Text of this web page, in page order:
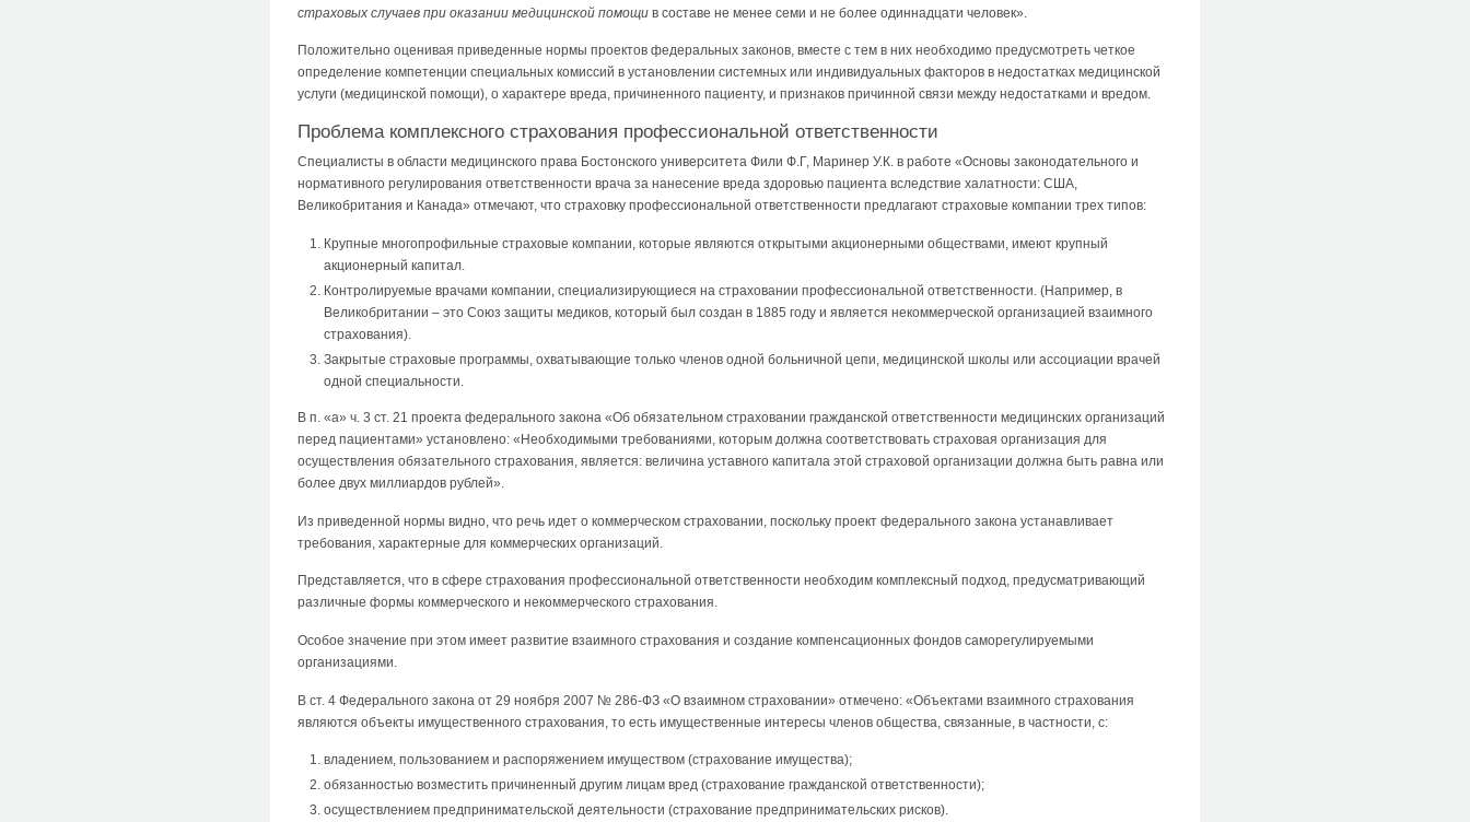
страховых случаев при оказании медицинской помощи в составе не менее семи и не более одиннадцати человек».
Положительно оценивая приведенные нормы проектов федеральных законов, вместе с тем в них необходимо предусмотреть четкое
определение компетенции специальных комиссий в установлении системных или индивидуальных факторов в недостатках медицинской
услуги (медицинской помощи), о характере вреда, причиненного пациенту, и признаков причинной связи между недостатками и вредом.
Проблема комплексного страхования профессиональной ответственности
Специалисты в области медицинского права Бостонского университета Фили Ф.Г, Маринер У.К. в работе «Основы законодательного и
нормативного регулирования ответственности врача за нанесение вреда здоровью пациента вследствие халатности: США,
Великобритания и Канада» отмечают, что страховку профессиональной ответственности предлагают страховые компании трех типов:
Крупные многопрофильные страховые компании, которые являются открытыми акционерными обществами, имеют крупный
акционерный капитал.
Контролируемые врачами компании, специализирующиеся на страховании профессиональной ответственности. (Например, в
Великобритании – это Союз защиты медиков, который был создан в 1885 году и является некоммерческой организацией взаимного
страхования).
Закрытые страховые программы, охватывающие только членов одной больничной цепи, медицинской школы или ассоциации врачей
одной специальности.
В п. «а» ч. 3 ст. 21 проекта федерального закона «Об обязательном страховании гражданской ответственности медицинских организаций
перед пациентами» установлено: «Необходимыми требованиями, которым должна соответствовать страховая организация для
осуществления обязательного страхования, является: величина уставного капитала этой страховой организации должна быть равна или
более двух миллиардов рублей».
Из приведенной нормы видно, что речь идет о коммерческом страховании, поскольку проект федерального закона устанавливает
требования, характерные для коммерческих организаций.
Представляется, что в сфере страхования профессиональной ответственности необходим комплексный подход, предусматривающий
различные формы коммерческого и некоммерческого страхования.
Особое значение при этом имеет развитие взаимного страхования и создание компенсационных фондов саморегулируемыми
организациями.
В ст. 4 Федерального закона от 29 ноября 2007 № 286-ФЗ «О взаимном страховании» отмечено: «Объектами взаимного страхования
являются объекты имущественного страхования, то есть имущественные интересы членов общества, связанные, в частности, с:
владением, пользованием и распоряжением имуществом (страхование имущества);
обязанностью возместить причиненный другим лицам вред (страхование гражданской ответственности);
осуществлением предпринимательской деятельности (страхование предпринимательских рисков).